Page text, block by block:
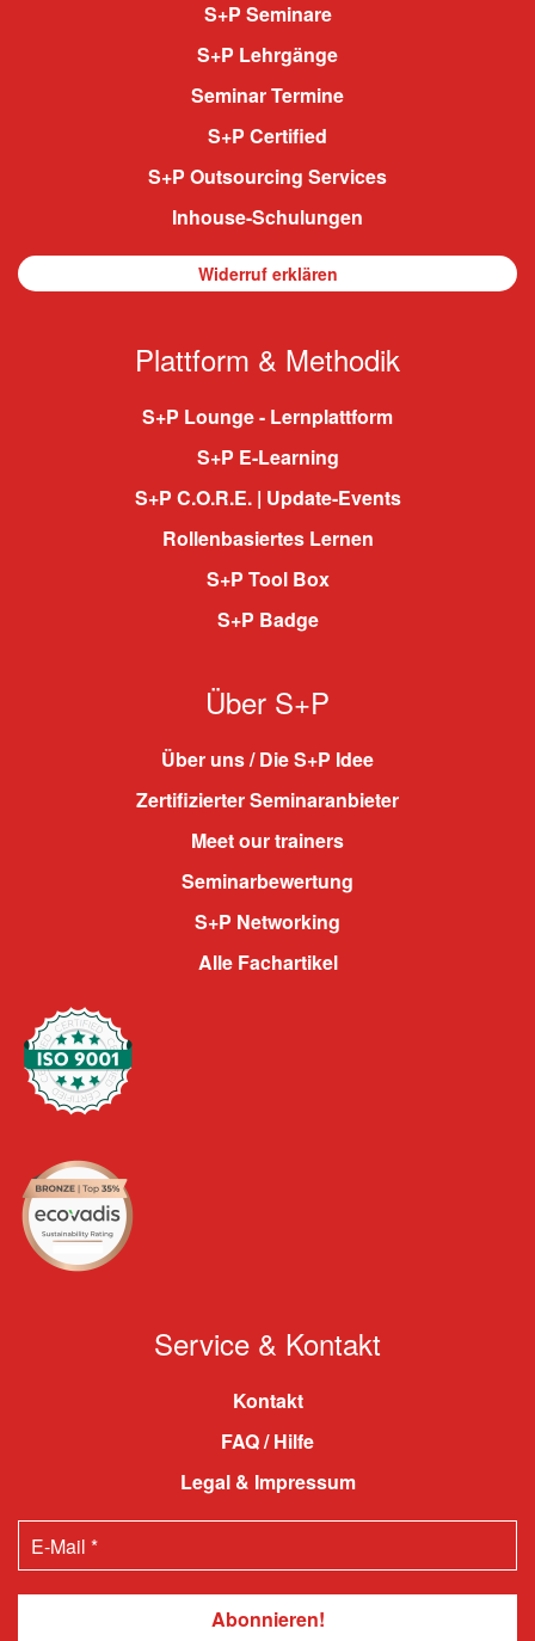
S+P Seminare
S+P Lehrgänge
Seminar Termine
S+P Certified
S+P Outsourcing Services
Inhouse-Schulungen
Widerruf erklären
Plattform & Methodik
S+P Lounge - Lernplattform
S+P E-Learning
S+P C.O.R.E. | Update-Events
Rollenbasiertes Lernen
S+P Tool Box
S+P Badge
Über S+P
Über uns / Die S+P Idee
Zertifizierter Seminaranbieter
Meet our trainers
Seminarbewertung
S+P Networking
Alle Fachartikel
Service & Kontakt
Kontakt
FAQ / Hilfe
Legal & Impressum